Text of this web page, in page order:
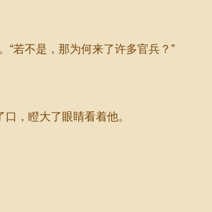
若不是，那为何来了许多官兵？”
，瞪大了眼睛看着他。